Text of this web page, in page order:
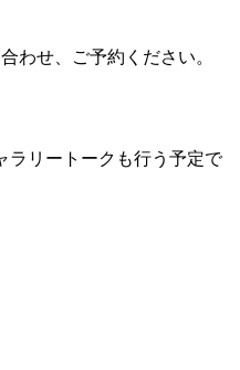
合わせ、ご予約ください。
ラリートークも行う予定で